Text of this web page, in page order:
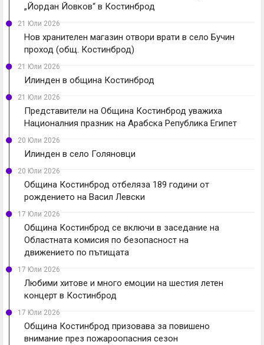
„Йордан Йовков“ в Костинброд
21 Юли 2026
Нов хранителен магазин отвори врати в село Бучин
проход (общ. Костинброд)
21 Юли 2026
Илинден в община Костинброд
21 Юли 2026
Представители на Община Костинброд уважиха
Националния празник на Арабска Република Египет
20 Юли 2026
Илинден в село Голяновци
20 Юли 2026
Община Костинброд отбеляза 189 години от
рождението на Васил Левски
17 Юли 2026
Община Костинброд се включи в заседание на
Областната комисия по безопасност на
движението по пътищата
17 Юли 2026
Любими хитове и много емоции на шестия летен
концерт в Костинброд
17 Юли 2026
Община Костинброд призовава за повишено
внимание през пожароопасния сезон